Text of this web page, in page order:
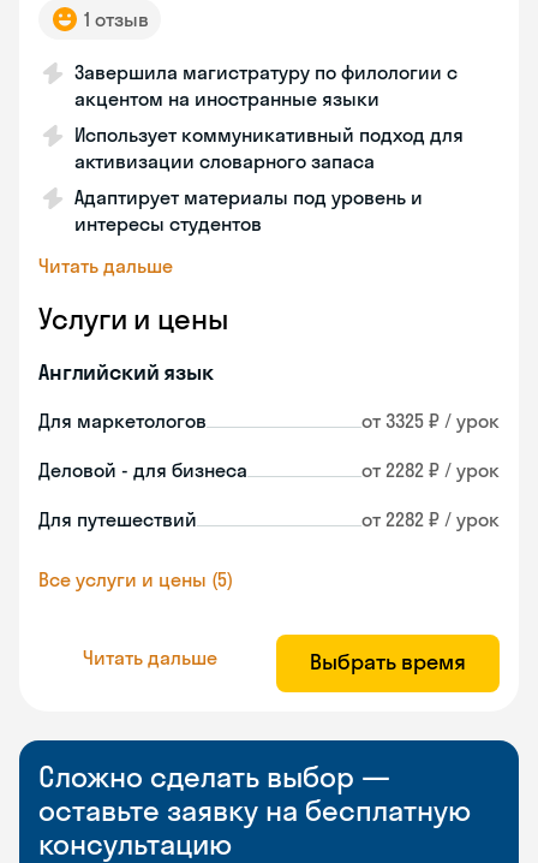
1 отзыв
Завершила магистратуру по филологии с
акцентом на иностранные языки
Использует коммуникативный подход для
активизации словарного запаса
Адаптирует материалы под уровень и
интересы студентов
Читать дальше
Услуги и цены
Английский язык
Для маркетологов от 3325 ₽ / урок
Деловой - для бизнеса от 2282 ₽ / урок
Для путешествий от 2282 ₽ / урок
Все услуги и цены (5)
Читать дальше Выбрать время
Сложно сделать выбор —
оставьте заявку на бесплатную
консультацию